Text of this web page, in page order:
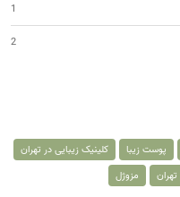
1
2
پوست زیبا
کلینیک زیبایی در تهران
مزوژل